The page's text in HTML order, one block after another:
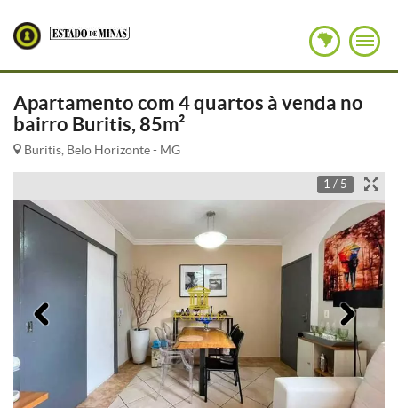
Apartamento com 4 quartos à venda no
bairro Buritis, 85m²
Buritis, Belo Horizonte - MG
1 / 5
Anterior